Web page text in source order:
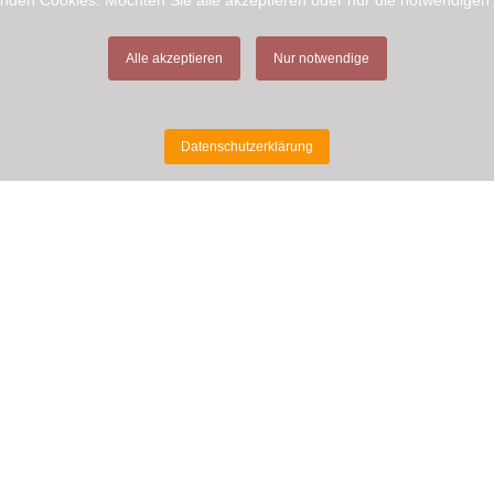
Alle akzeptieren Nur notwendige
Datenschutzerklärung